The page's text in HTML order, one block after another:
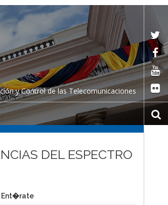
y Control de las Telecomunicaciones
DEL ESPECTRO
Ent�rate